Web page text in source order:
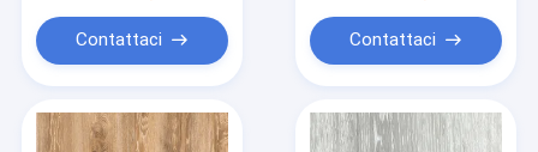
vinile di 0.5mm SPC
Contattaci
1220mm
Contattaci